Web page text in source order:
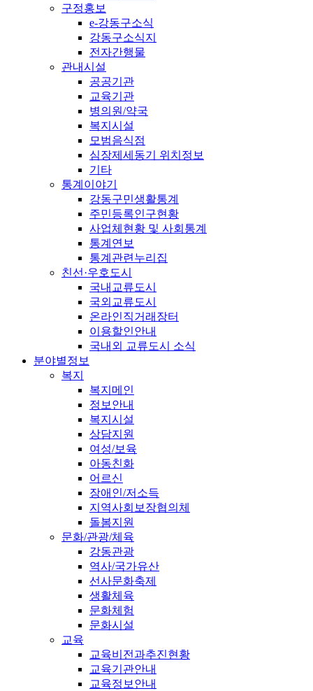
구정홍보
e-강동구소식
강동구소식지
전자간행물
관내시설
공공기관
교육기관
병의원/약국
복지시설
모범음식점
심장제세동기 위치정보
기타
통계이야기
강동구민생활통계
주민등록인구현황
사업체현황 및 사회통계
통계연보
통계관련누리집
친선·우호도시
국내교류도시
국외교류도시
온라인직거래장터
이용할인안내
국내외 교류도시 소식
분야별정보
복지
복지메인
정보안내
복지시설
상담지원
여성/보육
아동친화
어르신
장애인/저소득
지역사회보장협의체
돌봄지원
문화/관광/체육
강동관광
역사/국가유산
선사문화축제
생활체육
문화체험
문화시설
교육
교육비전과추진현황
교육기관안내
교육정보안내